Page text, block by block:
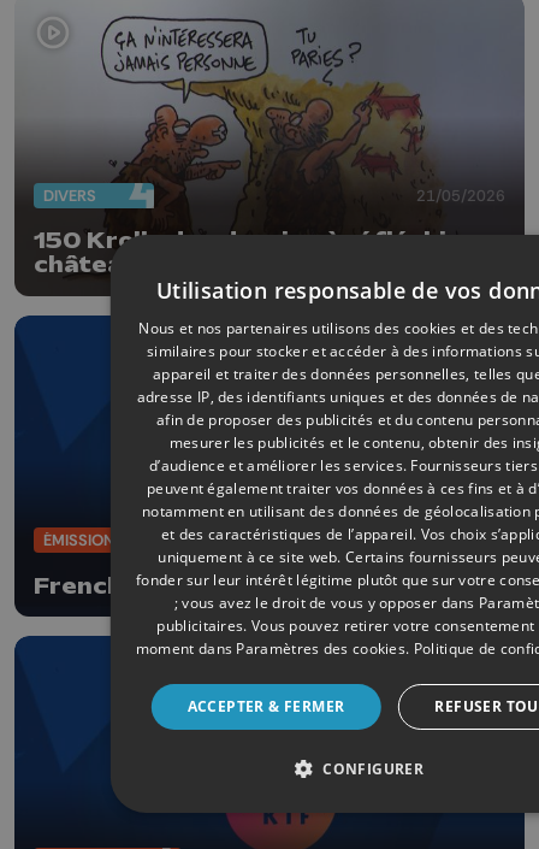
DIVERS 21/05/2026
150 Kroll : des dessins à réfléchir au
château de Waroux
ÉMISSIONS 20/05/2026
French Kif
Utilisation responsable de vos
Nous et nos partenaires utilisons des cookies et des
similaires pour stocker et accéder à des informations
appareil et traiter des données personnelles, telles
adresse IP, des identifiants uniques et des données de
afin de proposer des publicités et du contenu
mesurer les publicités et le contenu, obtenir des
d’audience et améliorer les services. Fournisseurs
peuvent également traiter vos données à ces fins et à
notamment en utilisant des données de géolocalisation
et des caractéristiques de l’appareil. Vos choix
uniquement à ce site web. Certains fournisseurs
fonder sur leur intérêt légitime plutôt que sur votre
; vous avez le droit de vous y opposer dans
publicitaires. Vous pouvez retirer votre
moment dans Paramètres des cookies. Politique de
ACCEPTER & FERMER REFUSER
CONFIGURER